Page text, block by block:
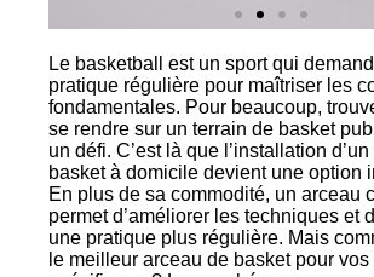
Nos
chaussures
Confort et performance à
prix accessible.
Cliquez ici
Le basketball est un sport qui
pratique régulière pour maîtriser les
fondamentales. Pour beaucoup,
se rendre sur un terrain de basket
un défi. C’est là que l’installation
basket à domicile devient une option
En plus de sa commodité, un arceau
permet d’améliorer les techniques et
une pratique plus régulière. Mais
le meilleur arceau de basket pour